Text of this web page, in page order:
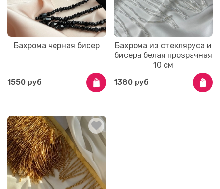
Бахрома черная бисер
1550 руб
Бахрома из стекляруса и
бисера белая прозрачная
10 см
1380 руб